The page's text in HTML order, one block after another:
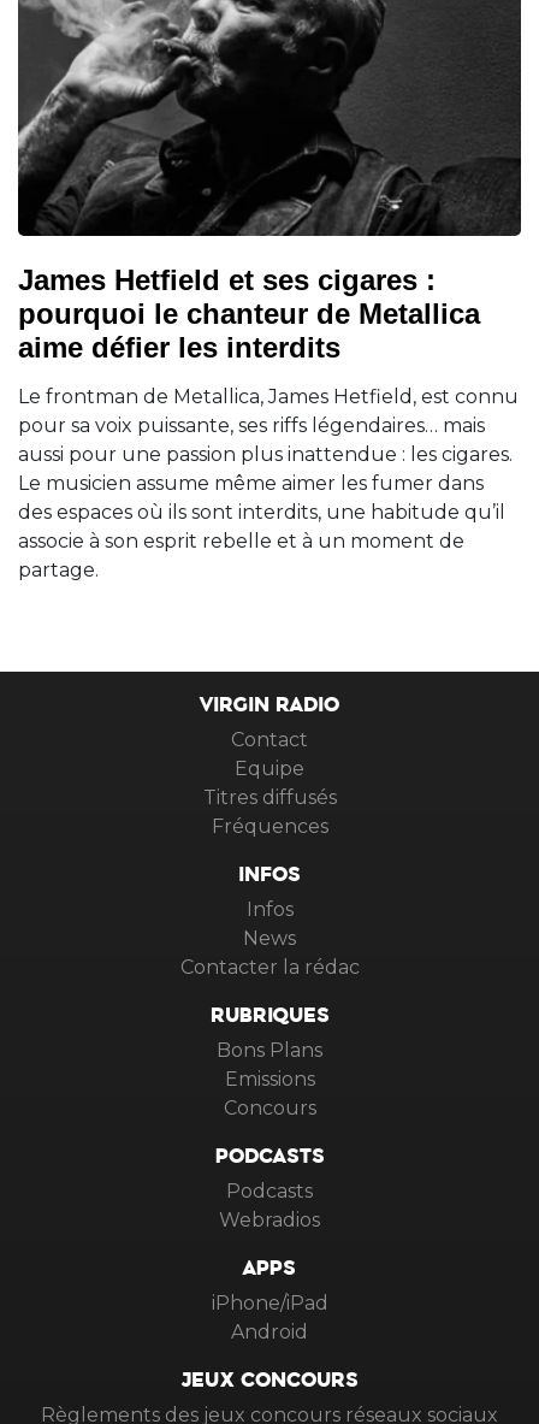
James Hetfield et ses cigares :
pourquoi le chanteur de Metallica
aime défier les interdits
Le frontman de Metallica, James Hetfield, est connu
pour sa voix puissante, ses riffs légendaires… mais
aussi pour une passion plus inattendue : les cigares.
Le musicien assume même aimer les fumer dans
des espaces où ils sont interdits, une habitude qu’il
associe à son esprit rebelle et à un moment de
partage.
VIRGIN RADIO
Contact
Equipe
Titres diffusés
Fréquences
INFOS
Infos
News
Contacter la rédac
RUBRIQUES
Bons Plans
Emissions
Concours
PODCASTS
Podcasts
Webradios
APPS
iPhone/iPad
Android
JEUX CONCOURS
Règlements des jeux concours réseaux sociaux